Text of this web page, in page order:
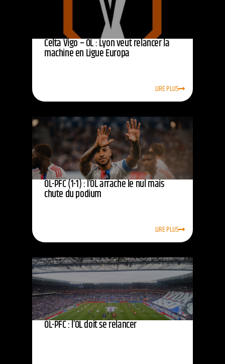
Celta Vigo – OL : Lyon veut relancer la
machine en Ligue Europa
LIRE PLUS
OL-PFC (1-1) : l’OL arrache le nul mais
chute du podium
LIRE PLUS
OL-PFC : l’OL doit se relancer